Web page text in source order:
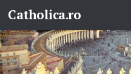
Skip to content
Catholica.ro